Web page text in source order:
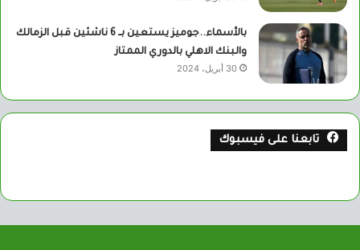
بالأسماء..جوميز يستعين بــ 6 ناشئين قبل الزمالك
والبنك الاهلي بالدوري الممتاز
30 أبريل، 2024
تابعنا على فيسبوك